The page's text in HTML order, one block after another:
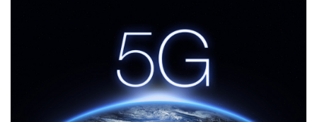
ARGENTINA
MÉXICO